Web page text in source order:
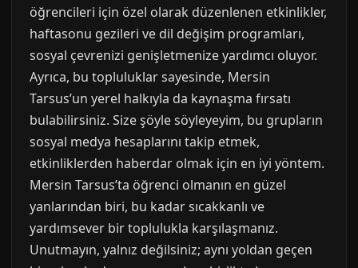
öğrencileri için özel olarak düzenlenen etkinlikler,
haftasonu gezileri ve dil değişim programları,
sosyal çevrenizi genişletmenize yardımcı oluyor.
Ayrıca, bu topluluklar sayesinde, Mersin
Tarsus’un yerel halkıyla da kaynaşma fırsatı
bulabilirsiniz. Size şöyle söyleyeyim, bu grupların
sosyal medya hesaplarını takip etmek,
etkinliklerden haberdar olmak için en iyi yöntem.
Mersin Tarsus’ta öğrenci olmanın en güzel
yanlarından biri, bu kadar sıcakkanlı ve
yardımsever bir toplulukla karşılaşmanız.
Unutmayın, yalnız değilsiniz; aynı yoldan geçen